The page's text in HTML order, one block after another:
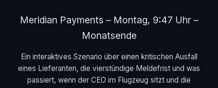
Meridian Payments – Montag, 9:47 Uhr –
Monatsende
Ein interaktives Szenario über einen kritischen Ausfall
eines Lieferanten, die vierstündige Meldefrist und was
passiert, wenn der CEO im Flugzeug sitzt und die